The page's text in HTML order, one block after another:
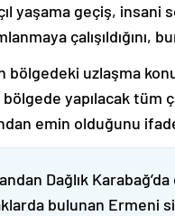
yaşama geçiş, insani
çalışıldığını,
bölgedeki uzlaşma
yapılacak tüm
emin olduğunu
Dağlık
bulunan Ermeni